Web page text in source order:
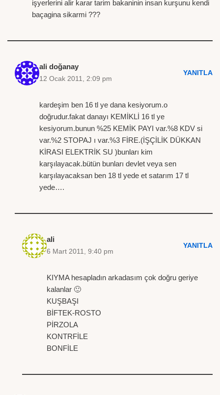
işyerlerini alir karar tarim bakaninin insan kurşunu kendi
baçagina sikarmi ???
ali doğanay
12 Ocak 2011, 2:09 pm
YANITLA
kardeşim ben 16 tl ye dana kesiyorum.o
doğrudur.fakat danayı KEMİKLİ 16 tl ye
kesiyorum.bunun %25 KEMİK PAYI var.%8 KDV si
var.%2 STOPAJ ı var.%3 FİRE.(İŞÇİLİK DÜKKAN
KİRASI ELEKTRİK SU )bunları kim
karşılayacak.bütün bunları devlet veya sen
karşılayacaksan ben 18 tl yede et satarım 17 tl
yede….
ali
6 Mart 2011, 9:40 pm
YANITLA
KIYMA hesapladın arkadasım çok doğru geriye
kalanlar 🙂
KUŞBAŞI
BİFTEK-ROSTO
PİRZOLA
KONTRFİLE
BONFİLE